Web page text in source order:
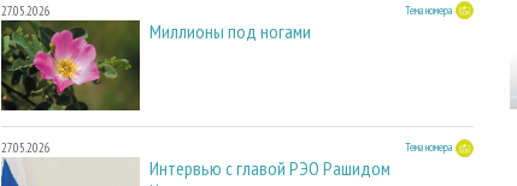
27.05.2026 Тема номера
Миллионы под ногами
27.05.2026 Тема номера
Интервью с главой РЭО Рашидом